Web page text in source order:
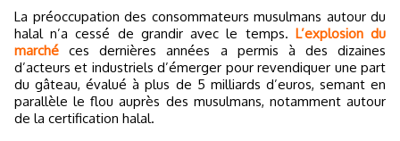
La préoccupation des consommateurs musulmans autour du
halal n’a cessé de grandir avec le temps. L’explosion du
marché ces dernières années a permis à des dizaines
d’acteurs et industriels d’émerger pour revendiquer une part
du gâteau, évalué à plus de 5 milliards d’euros, semant en
parallèle le flou auprès des musulmans, notamment autour
de la certification halal.